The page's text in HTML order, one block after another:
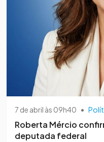
7 de abril às 09h40 •
Roberta Mércio
deputada federal